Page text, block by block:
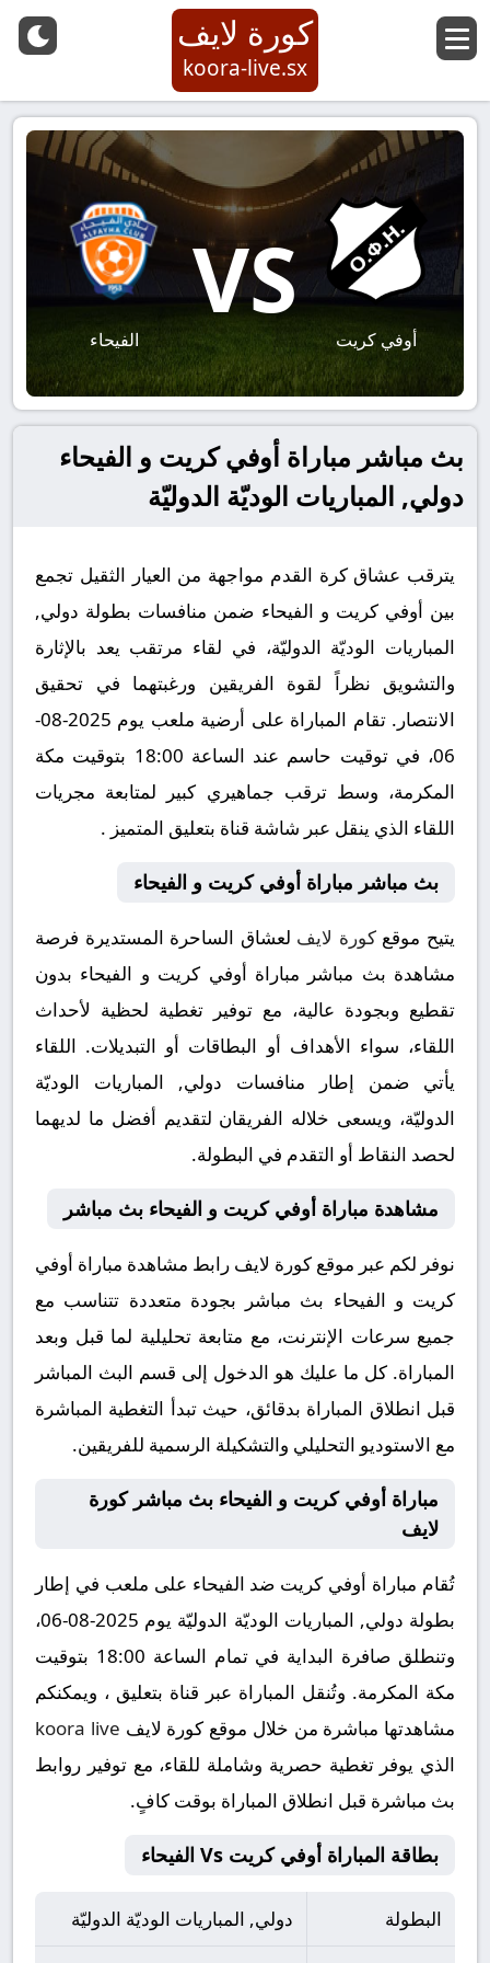
كورة لايف
koora-live.sx
أوفي كريت
VS
الفيحاء
بث مباشر مباراة أوفي كريت و الفيحاء
دولي, المباريات الوديّة الدوليّة
يترقب عشاق كرة القدم مواجهة من العيار الثقيل تجمع
بين أوفي كريت و الفيحاء ضمن منافسات بطولة دولي,
المباريات الوديّة الدوليّة، في لقاء مرتقب يعد بالإثارة
والتشويق نظراً لقوة الفريقين ورغبتهما في تحقيق
الانتصار. تقام المباراة على أرضية ملعب يوم 2025-08-
06، في توقيت حاسم عند الساعة 18:00 بتوقيت مكة
المكرمة، وسط ترقب جماهيري كبير لمتابعة مجريات
اللقاء الذي ينقل عبر شاشة قناة بتعليق المتميز .
بث مباشر مباراة أوفي كريت و الفيحاء
يتيح موقعكورة لايف لعشاق الساحرة المستديرة فرصة
مشاهدة بث مباشر مباراة أوفي كريت و الفيحاء بدون
تقطيع وبجودة عالية، مع توفير تغطية لحظية لأحداث
اللقاء، سواء الأهداف أو البطاقات أو التبديلات. اللقاء
يأتي ضمن إطار منافسات دولي, المباريات الوديّة
الدوليّة، ويسعى خلاله الفريقان لتقديم أفضل ما لديهما
لحصد النقاط أو التقدم في البطولة.
مشاهدة مباراة أوفي كريت و الفيحاء بث مباشر
نوفر لكم عبر موقع كورة لايف رابط مشاهدة مباراة أوفي
كريت و الفيحاء بث مباشر بجودة متعددة تتناسب مع
جميع سرعات الإنترنت، مع متابعة تحليلية لما قبل وبعد
المباراة. كل ما عليك هو الدخول إلى قسم البث المباشر
قبل انطلاق المباراة بدقائق، حيث تبدأ التغطية المباشرة
مع الاستوديو التحليلي والتشكيلة الرسمية للفريقين.
مباراة أوفي كريت و الفيحاء بث مباشر كورة
لايف
تُقام مباراة أوفي كريت ضد الفيحاء على ملعب في إطار
بطولة دولي, المباريات الوديّة الدوليّة يوم 2025-08-06،
وتنطلق صافرة البداية في تمام الساعة 18:00 بتوقيت
مكة المكرمة. وتُنقل المباراة عبر قناة بتعليق ، ويمكنكم
مشاهدتها مباشرة من خلال موقع كورة لايف koora live
الذي يوفر تغطية حصرية وشاملة للقاء، مع توفير روابط
بث مباشرة قبل انطلاق المباراة بوقت كافٍ.
بطاقة المباراة أوفي كريت Vs الفيحاء
البطولة دولي, المباريات الوديّة الدوليّة